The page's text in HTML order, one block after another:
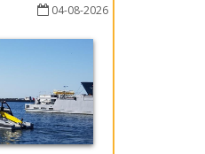
04-08-2026